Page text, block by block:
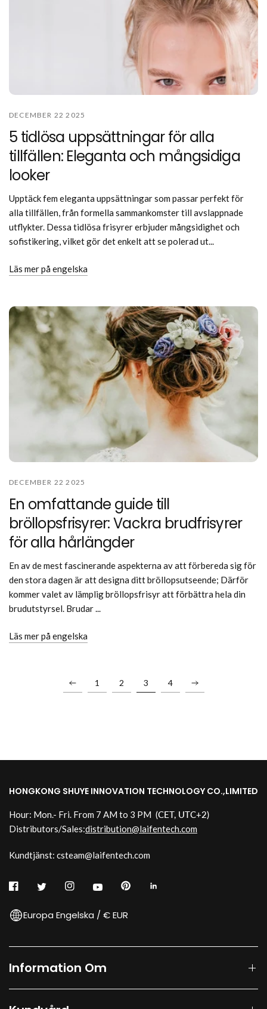
DECEMBER 22 2025
5 tidlösa uppsättningar för alla
tillfällen: Eleganta och mångsidiga
looker
Upptäck fem eleganta uppsättningar som passar perfekt för
alla tillfällen, från formella sammankomster till avslappnade
utflykter. Dessa tidlösa frisyrer erbjuder mångsidighet och
sofistikering, vilket gör det enkelt att se polerad ut...
Läs mer på engelska
DECEMBER 22 2025
En omfattande guide till
bröllopsfrisyrer: Vackra brudfrisyrer
för alla hårlängder
En av de mest fascinerande aspekterna av att förbereda sig för
den stora dagen är att designa ditt bröllopsutseende; Därför
kommer valet av lämplig bröllopsfrisyr att förbättra hela din
brudutstyrsel. Brudar ...
Läs mer på engelska
1 2 3 4
HONGKONG SHUYE INNOVATION TECHNOLOGY CO.,LIMITED
Hour: Mon.- Fri. From 7 AM to 3 PM (CET, UTC+2)
Distributors/Sales:distribution@laifentech.com
Kundtjänst: csteam@laifentech.com
Europa Engelska / € EUR
Information Om